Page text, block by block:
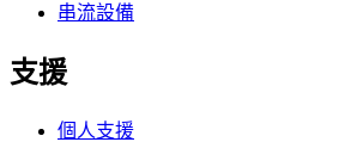
串流設備
支援
個人支援